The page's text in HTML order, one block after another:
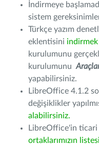
İndirmeye
sistem
Türkçe yazım
eklentisini indirmek
kurulumunu
kurulumunu
yapabilirsiniz.
LibreOffice 4.1.2
değişiklikler
alabilirsiniz.
LibreOffice'in ticari
ortaklarımızın